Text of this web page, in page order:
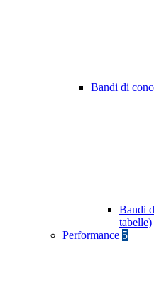
Bandi di
Bandi
tabelle)
Performance 5